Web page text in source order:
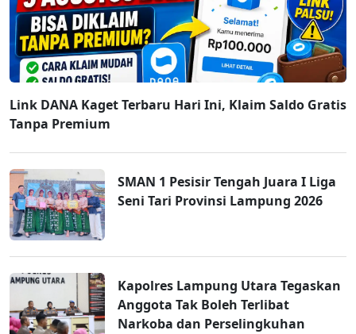
Link DANA Kaget Terbaru Hari Ini, Klaim Saldo Gratis
Tanpa Premium
SMAN 1 Pesisir Tengah Juara I Liga
Seni Tari Provinsi Lampung 2026
Kapolres Lampung Utara Tegaskan
Anggota Tak Boleh Terlibat
Narkoba dan Perselingkuhan